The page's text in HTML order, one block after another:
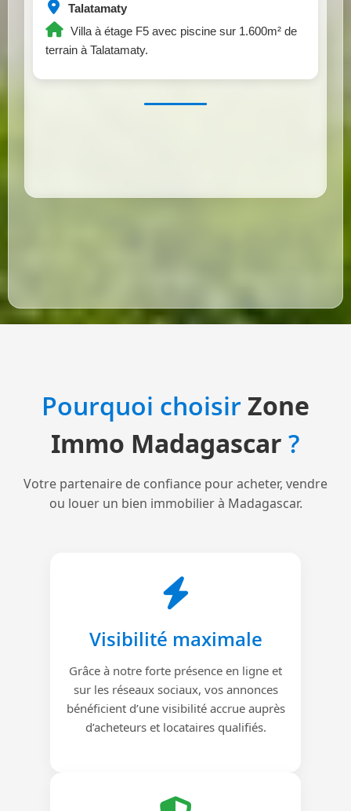
Talatamaty
Villa à étage F5 avec piscine sur 1.600m² de
terrain à Talatamaty.
Pourquoi choisirZone
Immo Madagascar ?
Votre partenaire de confiance pour acheter, vendre
ou louer un bien immobilier à Madagascar.
Visibilité maximale
Grâce à notre forte présence en ligne et
sur les réseaux sociaux, vos annonces
bénéficient d’une visibilité accrue auprès
d’acheteurs et locataires qualifiés.